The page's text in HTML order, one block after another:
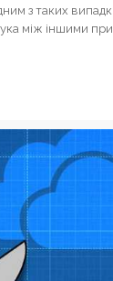
з таких
між іншими